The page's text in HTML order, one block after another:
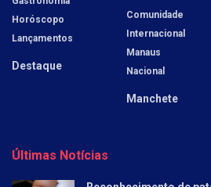
Horóscopo
Lançamentos
Destaque
Comunidade
Internacional
Manaus
Nacional
Manchete
Últimas Notícias